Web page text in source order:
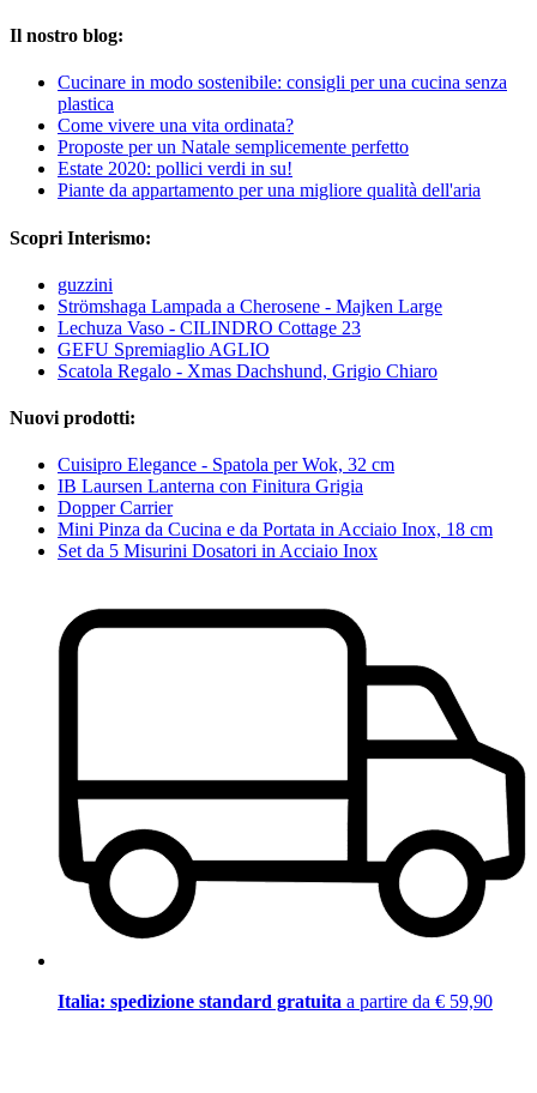
Il nostro blog:
Cucinare in modo sostenibile: consigli per una cucina senza
plastica
Come vivere una vita ordinata?
Proposte per un Natale semplicemente perfetto
Estate 2020: pollici verdi in su!
Piante da appartamento per una migliore qualità dell'aria
Scopri Interismo:
guzzini
Strömshaga Lampada a Cherosene - Majken Large
Lechuza Vaso - CILINDRO Cottage 23
GEFU Spremiaglio AGLIO
Scatola Regalo - Xmas Dachshund, Grigio Chiaro
Nuovi prodotti:
Cuisipro Elegance - Spatola per Wok, 32 cm
IB Laursen Lanterna con Finitura Grigia
Dopper Carrier
Mini Pinza da Cucina e da Portata in Acciaio Inox, 18 cm
Set da 5 Misurini Dosatori in Acciaio Inox
Italia: spedizione standard gratuita a partire da € 59,90